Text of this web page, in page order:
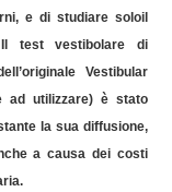
e di studiare soloil
test vestibolare di
Vestibular
ad utilizzare) è stato
la sua diffusione,
a causa dei costi